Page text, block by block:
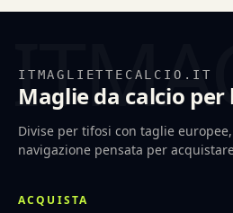
ITMAGLIETTECALCIO.IT
Maglie da calcio
Divise per tifosi con taglie
navigazione pensata per
ACQUISTA